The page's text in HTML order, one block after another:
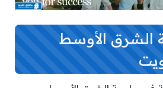
الشرق الأوسط